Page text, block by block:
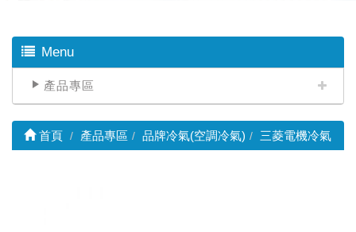
Menu
產品專區
首頁 產品專區 品牌冷氣(空調冷氣) 三菱電機冷氣